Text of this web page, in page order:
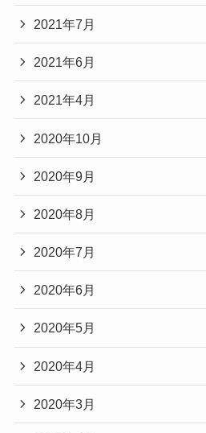
2021年7月
2021年6月
2021年4月
2020年10月
2020年9月
2020年8月
2020年7月
2020年6月
2020年5月
2020年4月
2020年3月